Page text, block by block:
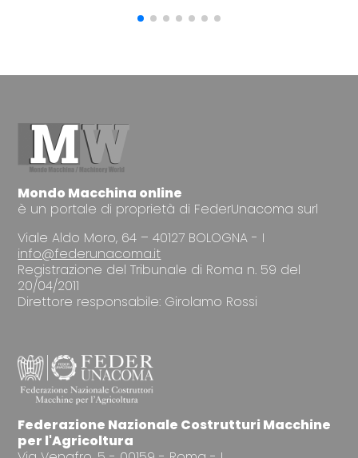
Mondo Macchina online
è un portale di proprietà di FederUnacoma surl
Viale Aldo Moro, 64 – 40127 BOLOGNA - I
info@federunacoma.it
Registrazione del Tribunale di Roma n. 59 del
20/04/2011
Direttore responsabile: Girolamo Rossi
Federazione Nazionale Costrutturi Macchine
per l'Agricoltura